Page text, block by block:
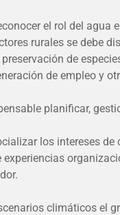
el rol del
rurales se debe
de
de empleo y
planificar,
los intereses
experiencias
climáticos el